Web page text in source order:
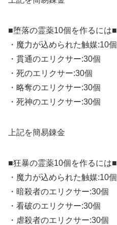
■堕落の霊薬10個を作るには■
・魔力が込められた触媒:10個
・貫通のエリクサー:30個
・死のエリクサー:30個
・略奪のエリクサー:30個
・死神のエリクサー:30個
上記を簡易錬金
■狂暴の霊薬10個を作るには■
・魔力が込められた触媒:10個
・暗殺者のエリクサー:30個
・看破のエリクサー:30個
・虐殺者のエリクサー:30個